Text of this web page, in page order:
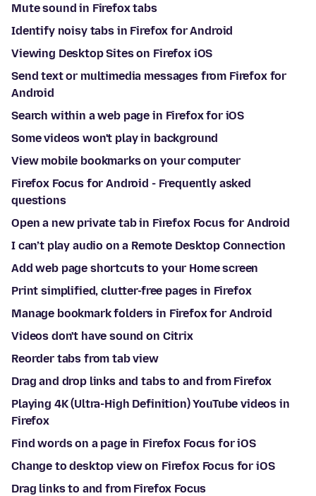
Mute sound in Firefox tabs
Identify noisy tabs in Firefox for Android
Viewing Desktop Sites on Firefox iOS
Send text or multimedia messages from Firefox for
Android
Search within a web page in Firefox for iOS
Some videos won't play in background
View mobile bookmarks on your computer
Firefox Focus for Android - Frequently asked
questions
Open a new private tab in Firefox Focus for Android
I can’t play audio on a Remote Desktop Connection
Add web page shortcuts to your Home screen
Print simplified, clutter-free pages in Firefox
Manage bookmark folders in Firefox for Android
Videos don't have sound on Citrix
Reorder tabs from tab view
Drag and drop links and tabs to and from Firefox
Playing 4K (Ultra-High Definition) YouTube videos in
Firefox
Find words on a page in Firefox Focus for iOS
Change to desktop view on Firefox Focus for iOS
Drag links to and from Firefox Focus